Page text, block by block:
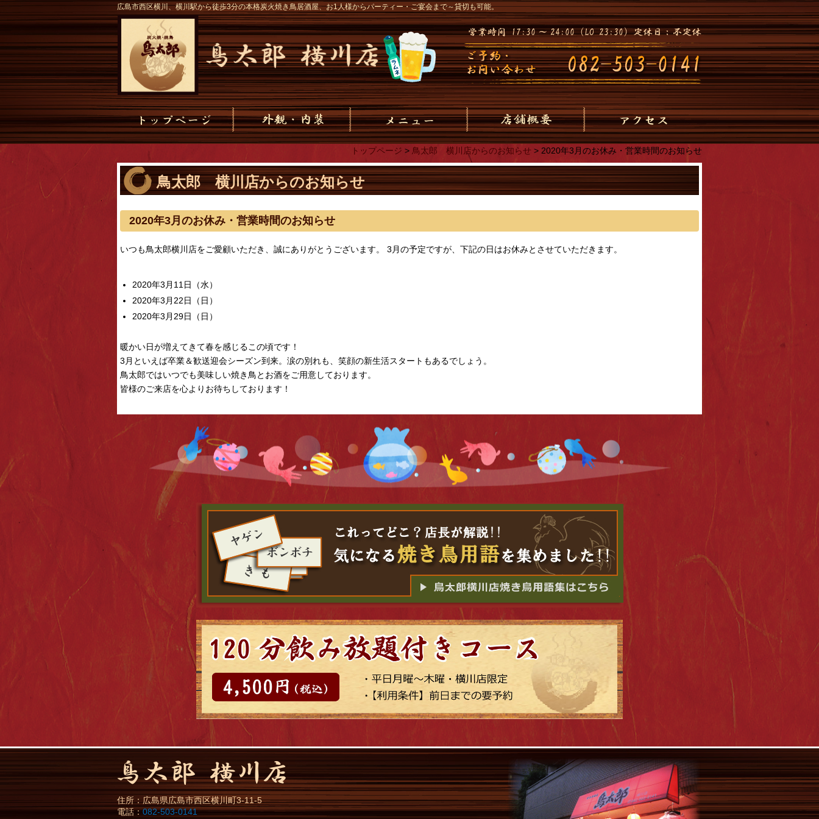
広島市西区横川、横川駅から徒歩3分の本格炭火焼き鳥居酒屋、お1人様からパーティー・ご宴会まで～貸切も可能。
トップページ > 鳥太郎 横川店からのお知らせ > 2020年3月のお休み・営業時間のお知らせ
鳥太郎 横川店からのお知らせ
2020年3月のお休み・営業時間のお知らせ
いつも鳥太郎横川店をご愛顧いただき、誠にありがとうございます。 3月の予定ですが、下記の日はお休みとさせていただきます。
2020年3月11日（水）
2020年3月22日（日）
2020年3月29日（日）
暖かい日が増えてきて春を感じるこの頃です！
3月といえば卒業＆歓送迎会シーズン到来。涙の別れも、笑顔の新生活スタートもあるでしょう。
鳥太郎ではいつでも美味しい焼き鳥とお酒をご用意しております。
皆様のご来店を心よりお待ちしております！
住所：広島県広島市西区横川町3-11-5
電話：082-503-0141